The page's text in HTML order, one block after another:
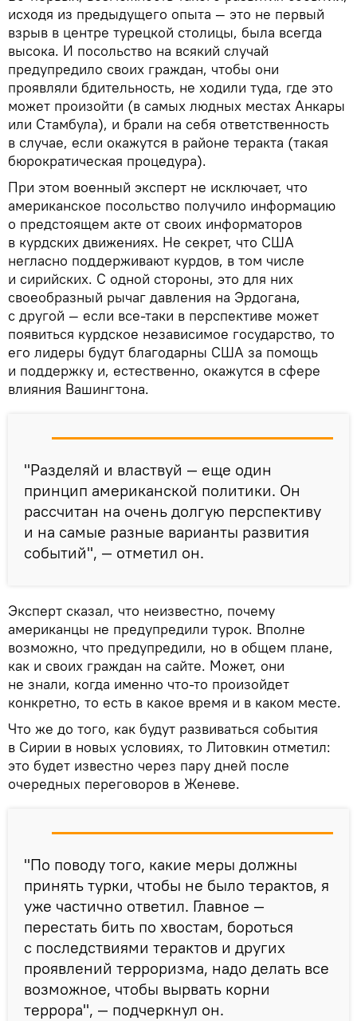
исходя из предыдущего опыта — это не первый
взрыв в центре турецкой столицы, была всегда
высока. И посольство на всякий случай
предупредило своих граждан, чтобы они
проявляли бдительность, не ходили туда, где это
может произойти (в самых людных местах Анкары
или Стамбула), и брали на себя ответственность
в случае, если окажутся в районе теракта (такая
бюрократическая процедура).
При этом военный эксперт не исключает, что
американское посольство получило информацию
о предстоящем акте от своих информаторов
в курдских движениях. Не секрет, что США
негласно поддерживают курдов, в том числе
и сирийских. С одной стороны, это для них
своеобразный рычаг давления на Эрдогана,
с другой — если все-таки в перспективе может
появиться курдское независимое государство, то
его лидеры будут благодарны США за помощь
и поддержку и, естественно, окажутся в сфере
влияния Вашингтона.
"Разделяй и властвуй — еще один
принцип американской политики. Он
рассчитан на очень долгую перспективу
и на самые разные варианты развития
событий", — отметил он.
Эксперт сказал, что неизвестно, почему
американцы не предупредили турок. Вполне
возможно, что предупредили, но в общем плане,
как и своих граждан на сайте. Может, они
не знали, когда именно что-то произойдет
конкретно, то есть в какое время и в каком месте.
Что же до того, как будут развиваться события
в Сирии в новых условиях, то Литовкин отметил:
это будет известно через пару дней после
очередных переговоров в Женеве.
"По поводу того, какие меры должны
принять турки, чтобы не было терактов, я
уже частично ответил. Главное —
перестать бить по хвостам, бороться
с последствиями терактов и других
проявлений терроризма, надо делать все
возможное, чтобы вырвать корни
террора", — подчеркнул он.